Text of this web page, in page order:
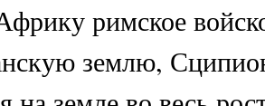
римское
землю,